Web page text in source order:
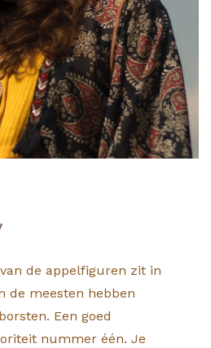
de appelfiguren zit in
de meesten hebben
Een goed
nummer één. Je